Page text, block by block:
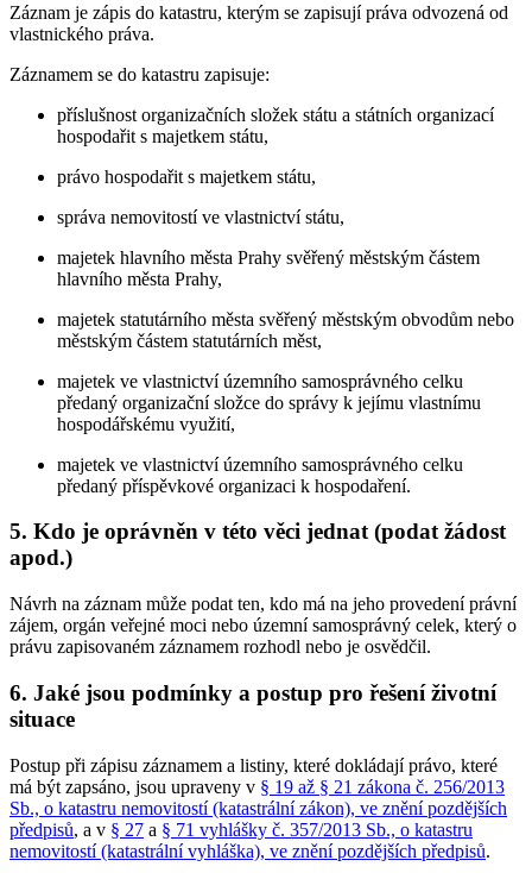
Záznam je zápis do katastru, kterým se zapisují práva odvozená od
vlastnického práva.
Záznamem se do katastru zapisuje:
příslušnost organizačních složek státu a státních organizací
hospodařit s majetkem státu,
právo hospodařit s majetkem státu,
správa nemovitostí ve vlastnictví státu,
majetek hlavního města Prahy svěřený městským částem
hlavního města Prahy,
majetek statutárního města svěřený městským obvodům nebo
městským částem statutárních měst,
majetek ve vlastnictví územního samosprávného celku
předaný organizační složce do správy k jejímu vlastnímu
hospodářskému využití,
majetek ve vlastnictví územního samosprávného celku
předaný příspěvkové organizaci k hospodaření.
5. Kdo je oprávněn v této věci jednat (podat žádost
apod.)
Návrh na záznam může podat ten, kdo má na jeho provedení právní
zájem, orgán veřejné moci nebo územní samosprávný celek, který o
právu zapisovaném záznamem rozhodl nebo je osvědčil.
6. Jaké jsou podmínky a postup pro řešení životní
situace
Postup při zápisu záznamem a listiny, které dokládají právo, které
má být zapsáno, jsou upraveny v § 19 až § 21 zákona č. 256/2013
Sb., o katastru nemovitostí (katastrální zákon), ve znění pozdějších
předpisů, a v § 27 a § 71 vyhlášky č. 357/2013 Sb., o katastru
nemovitostí (katastrální vyhláška), ve znění pozdějších předpisů.